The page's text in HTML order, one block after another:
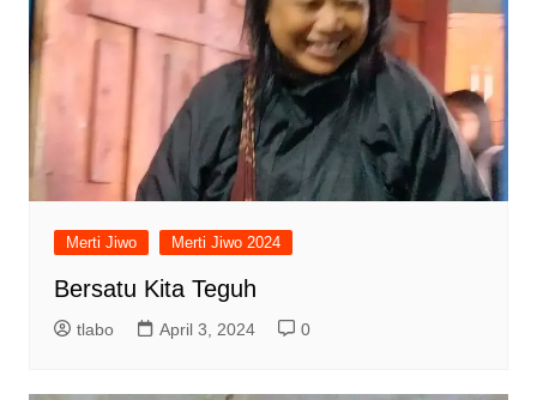
Merti Jiwo Merti Jiwo 2024
Bersatu Kita Teguh
tlabo April 3, 2024 0